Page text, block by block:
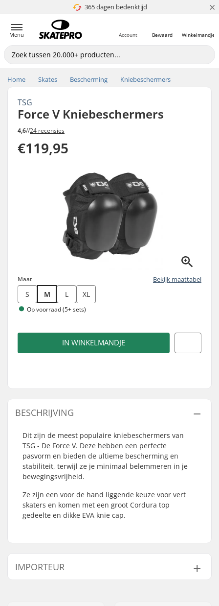
365 dagen bedenktijd
4.8 van 5 ×
Menu Winkelmandje
Bewaard
Account
Home Skates Bescherming Kniebeschermers
TSG
Force V Kniebeschermers
4,6//24 recensies
€119,95
Maat Bekijk maattabel
S M L XL
Op voorraad (5+ sets)
IN WINKELMANDJE
BESCHRIJVING
Dit zijn de meest populaire kniebeschermers van
TSG - De Force V. Deze hebben een perfecte
pasvorm en bieden de ultieme bescherming en
stabiliteit, terwijl ze je minimaal belemmeren in je
bewegingsvrijheid.
Ze zijn een voor de hand liggende keuze voor vert
skaters en komen met een groot Cordura top
gedeelte en dikke EVA knie cap.
IMPORTEUR